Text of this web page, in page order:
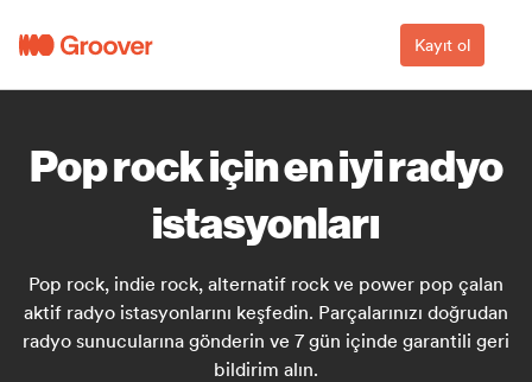
Kayıt ol
Pop rock için en iyi radyo
istasyonları
Pop rock, indie rock, alternatif rock ve power pop çalan
aktif radyo istasyonlarını keşfedin. Parçalarınızı doğrudan
radyo sunucularına gönderin ve 7 gün içinde garantili geri
bildirim alın.